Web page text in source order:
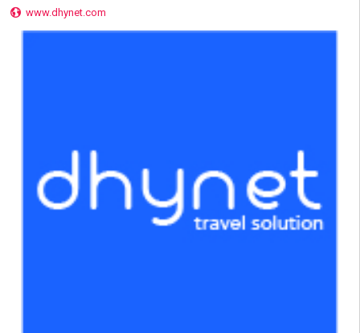
www.dhynet.com